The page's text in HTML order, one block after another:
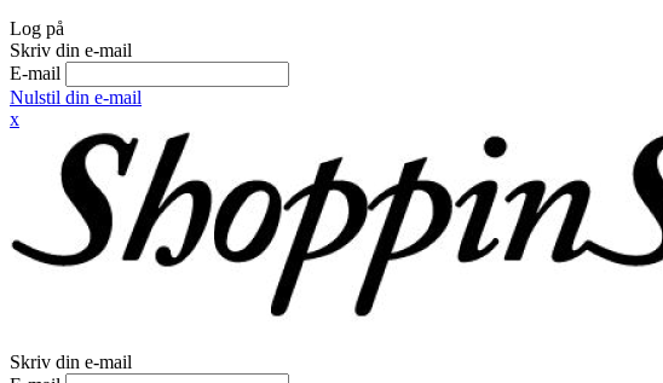
Log på
Skriv din e-mail
E-mail
Nulstil din e-mail
x
Skriv din e-mail